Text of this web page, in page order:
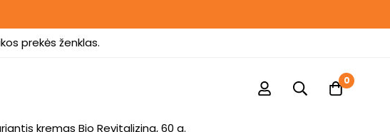
prekės ženklas.
0
kremas Bio Revitalizing, 60 g.